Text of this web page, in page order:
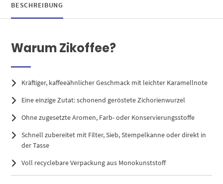
BESCHREIBUNG
Warum Zikoffee?
Kräftiger, kaffeeähnlicher Geschmack mit leichter Karamellnote
Eine einzige Zutat: schonend geröstete Zichorienwurzel
Ohne zugesetzte Aromen, Farb- oder Konservierungsstoffe
Schnell zubereitet mit Filter, Sieb, Stempelkanne oder direkt in
der Tasse
Voll recyclebare Verpackung aus Monokunststoff